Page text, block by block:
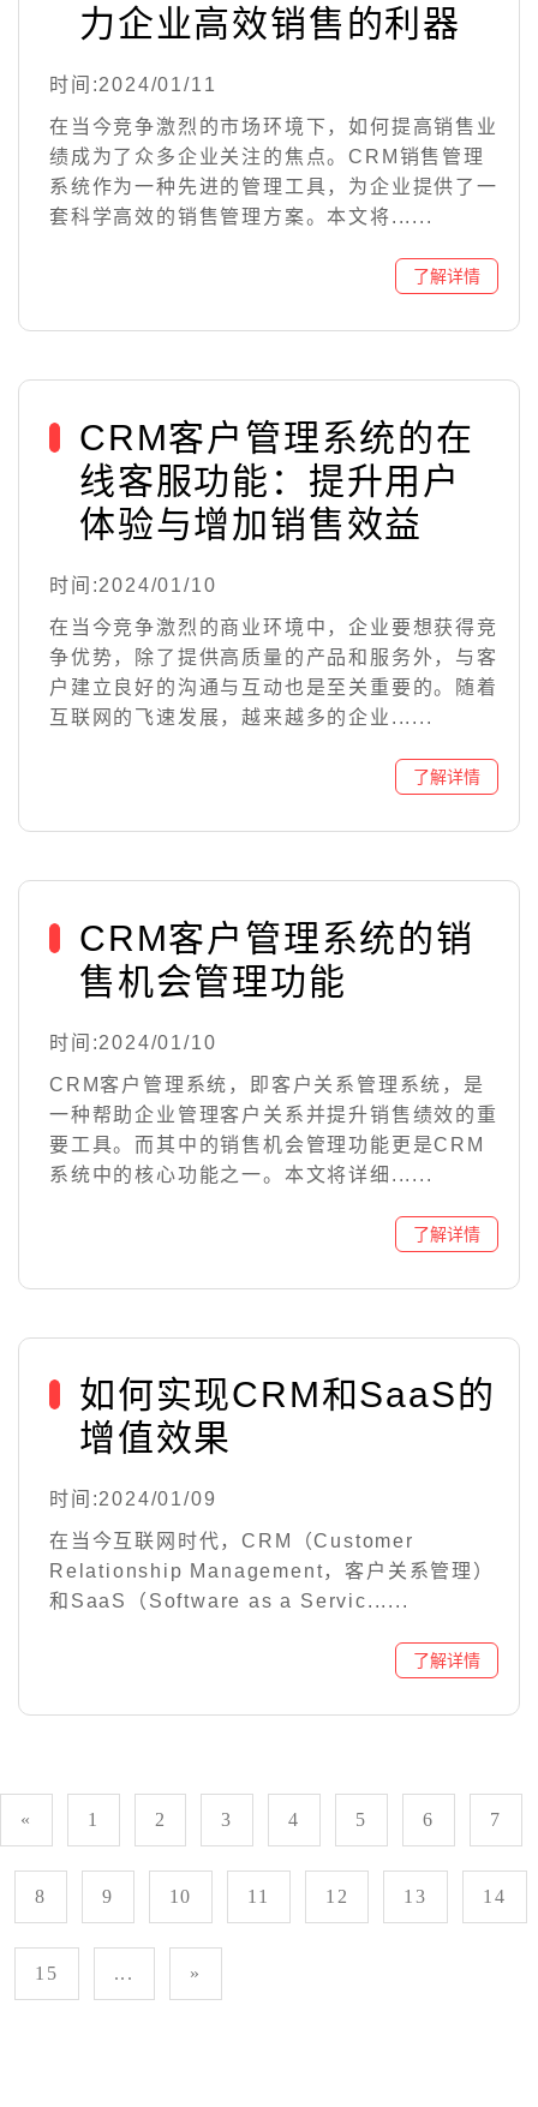
力企业高效销售的利器
时间:2024/01/11
在当今竞争激烈的市场环境下，如何提高销售业
绩成为了众多企业关注的焦点。CRM销售管理
系统作为一种先进的管理工具，为企业提供了一
套科学高效的销售管理方案。本文将......
CRM客户管理系统的在
线客服功能：提升用户
体验与增加销售效益
时间:2024/01/10
在当今竞争激烈的商业环境中，企业要想获得竞
争优势，除了提供高质量的产品和服务外，与客
户建立良好的沟通与互动也是至关重要的。随着
互联网的飞速发展，越来越多的企业......
CRM客户管理系统的销
售机会管理功能
时间:2024/01/10
CRM客户管理系统，即客户关系管理系统，是
一种帮助企业管理客户关系并提升销售绩效的重
要工具。而其中的销售机会管理功能更是CRM
系统中的核心功能之一。本文将详细......
如何实现CRM和SaaS的
增值效果
时间:2024/01/09
在当今互联网时代，CRM（Customer
Relationship Management，客户关系管理）
和SaaS（Software as a Servic......
« 1 2 3 4 5 6 7
8 9 10 11 12 13 14
15 ... »